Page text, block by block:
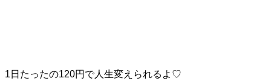
1日たったの120円で人生変えられるよ♡